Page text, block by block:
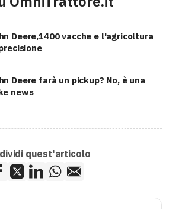
Deere,1400 vacche e l'agricoltura
Deere farà un pickup? No, è una
news
quest'articolo